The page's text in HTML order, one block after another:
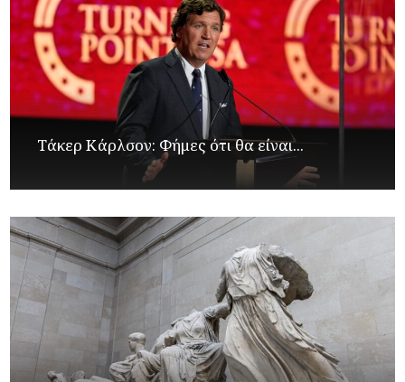
Τάκερ Κάρλσον: Φήμες ότι θα είναι...